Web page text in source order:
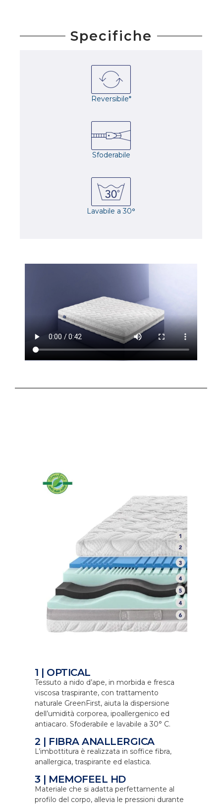
Specifiche
Reversibile*
Sfoderabile
Lavabile a 30°
1 | OPTICAL
Tessuto a nido d’ape, in morbida e fresca
viscosa traspirante, con trattamento
naturale GreenFirst, aiuta la dispersione
dell’umidità corporea, ipoallergenico ed
antiacaro. Sfoderabile e lavabile a 30° C.
2 | FIBRA ANALLERGICA
L’imbottitura è realizzata in soffice fibra,
anallergica, traspirante ed elastica.
3 | MEMOFEEL HD
Materiale che si adatta perfettamente al
profilo del corpo, allevia le pressioni durante